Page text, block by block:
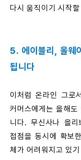
다시 움직이기 시작
5. 에이블리, 올웨
됩니다
이처럼 온라인 그로
커머스에게는 올해
니다. 무신사나 올리
접점을 동시에 확보
체가 어려워지고 있